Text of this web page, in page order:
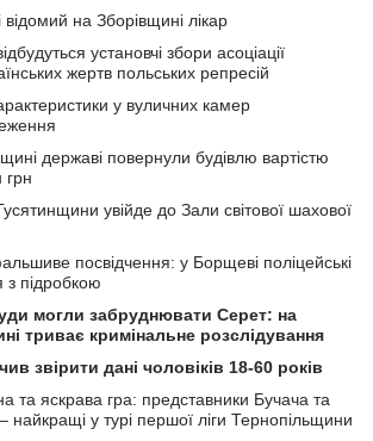
на Зборівщині лікар
установчі збори асоціації
жертв польських репресій
у вуличних камер
державі повернули будівлю вартістю
увійде до Зали світової шахової
посвідчення: у Борщеві поліцейські
з підробкою
могли забруднювати Серет: на
триває кримінальне розслідування
звірити дані чоловіків 18-60 років
та яскрава гра: представники Бучача та
у турі першої ліги Тернопільщини